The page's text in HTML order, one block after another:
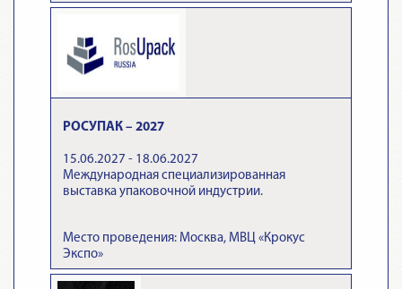
РОСУПАК – 2027
15.06.2027 - 18.06.2027
Международная специализированная
выставка упаковочной индустрии.
Место проведения: Москва, МВЦ «Крокус
Экспо»